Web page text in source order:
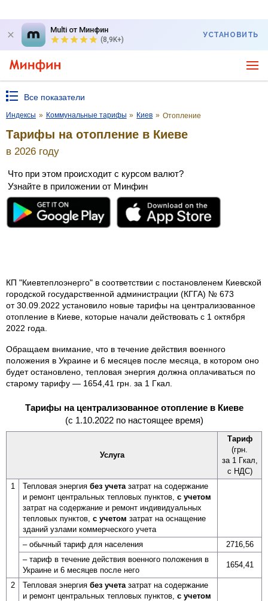
Multi от Минфин
(8,9K+)
УСТАНОВИТЬ
Все показатели
Индексы » Коммунальные тарифы » Киев » Отопление
Тарифы на отопление в Киеве
в 2026 году
Что при этом происходит с курсом валют?
Узнайте в приложении от Минфин
КП "Киевтеплоэнерго" в соответствии с постановленем Киевской
городской государственной администрации (КГГА) № 673
от 30.09.2022 установило новые тарифы на централизованное
отопление в Киеве, которые начали действовать с 1 октября
2022 года.
Обращаем внимание, что в течение действия военного
положения в Украине и 6 месяцев после месяца, в котором оно
будет остановлено, тепловая энергия должна оплачиваться по
старому тарифу — 1654,41 грн. за 1 Гкал.
Тарифы на централизованное отопление в Киеве
(с 1.10.2022 по настоящее время)
Услуга
Тариф
(грн.
за 1 Гкал,
с НДС)
1
Тепловая энергиябез учета затрат на содержание
и ремонт центральных тепловых пунктов,с учетом
затрат на содержание и ремонт индивидуальных
тепловых пунктов,с учетом затрат на оснащение
зданий узлами коммерческого учета
– обычный тариф для населения
2716,56
– тариф в течение действия военного положения в
Украине и 6 месяцев после него
1654,41
2 Тепловая энергиябез учета затрат на содержание
и ремонт центральных тепловых пунктов,с учетом